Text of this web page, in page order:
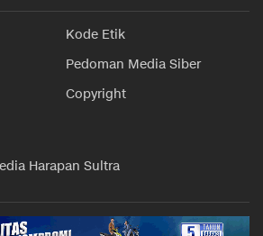
Kode Etik
Pedoman Media Siber
Copyright
Harapan Sultra